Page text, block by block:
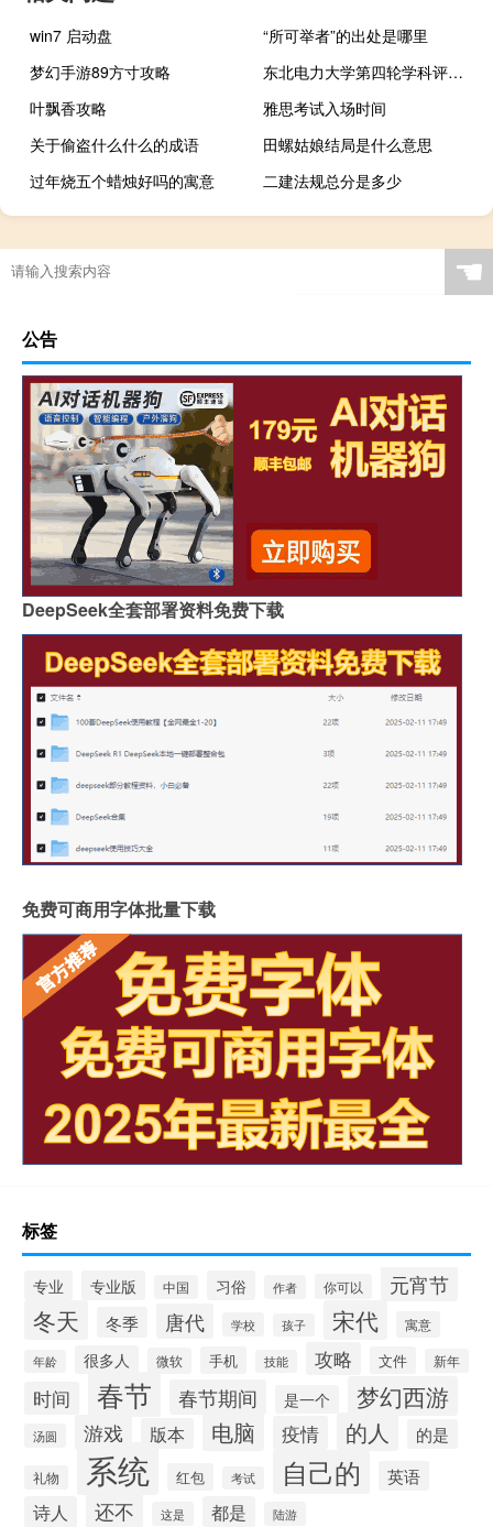
win7 启动盘
“所可举者”的出处是哪里
梦幻手游89方寸攻略
东北电力大学第四轮学科评估结果
叶飘香攻略
雅思考试入场时间
关于偷盗什么什么的成语
田螺姑娘结局是什么意思
过年烧五个蜡烛好吗的寓意
二建法规总分是多少
☚
公告
DeepSeek全套部署资料免费下载
免费可商用字体批量下载
标签
专业 专业版 中国 习俗 作者 你可以 元宵节
冬天 冬季 唐代 学校 孩子 宋代 寓意
年龄 很多人 微软 手机 技能 攻略 文件 新年
时间 春节 春节期间 是一个 梦幻西游
汤圆 游戏 版本 电脑 疫情 的人 的是
礼物 系统 红包 考试 自己的 英语
诗人 还不 这是 都是 陆游